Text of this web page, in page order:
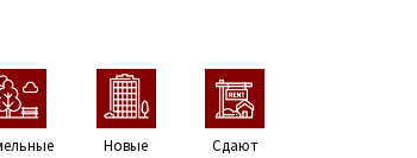
Новые
Сдают